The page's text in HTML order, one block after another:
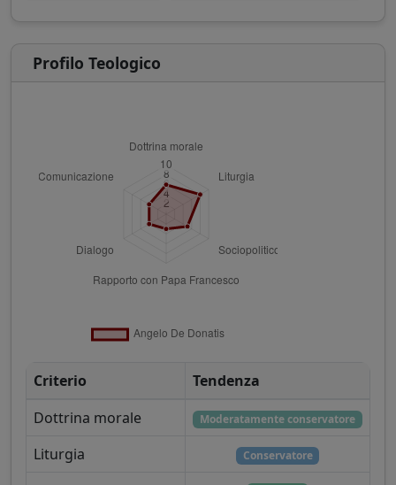
Profilo Teologico
Criterio
Tendenza
Dottrina morale
Moderatamente conservatore
Liturgia Conservatore